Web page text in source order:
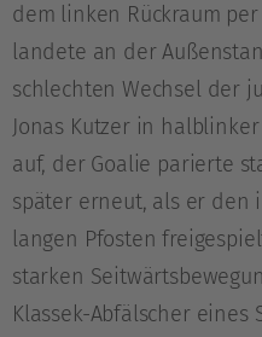
dem linken Rückraum
landete an der
schlechten Wechsel der
Jonas Kutzer in
auf, der Goalie parierte
später erneut, als er den
langen Pfosten
starken
Klassek-Abfälscher eines